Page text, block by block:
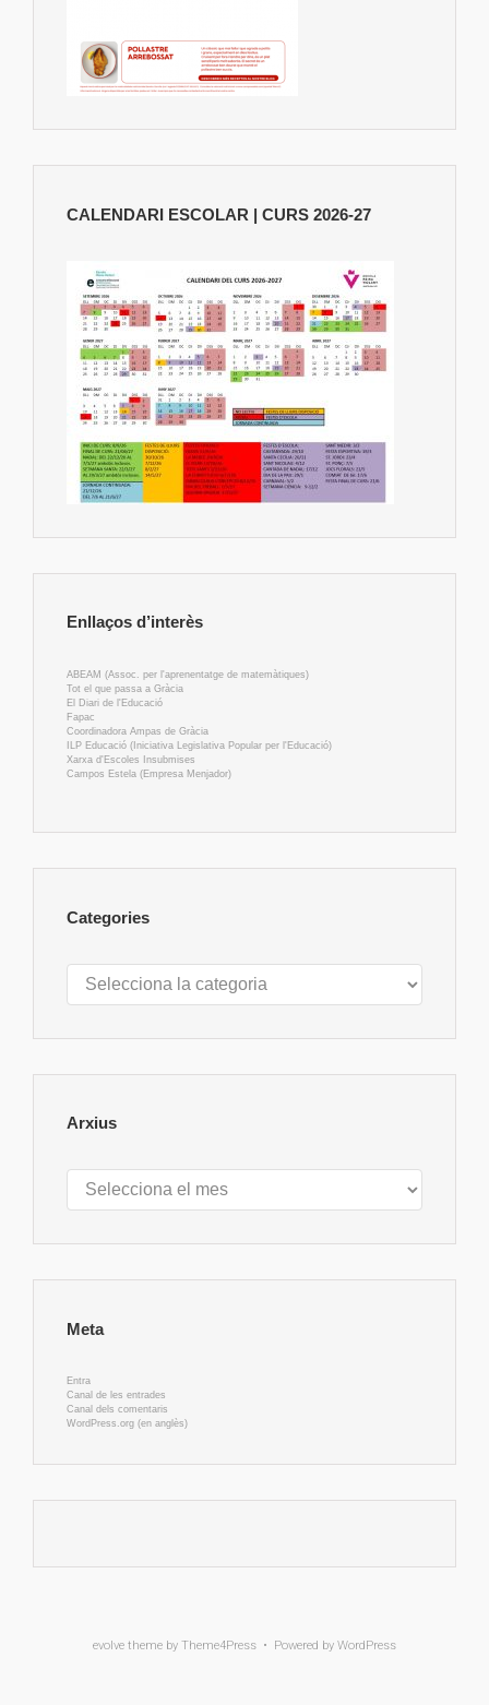
CALENDARI ESCOLAR | CURS 2026-27
Enllaços d’interès
ABEAM (Assoc. per l'aprenentatge de matemàtiques)
Tot el que passa a Gràcia
El Diari de l'Educació
Fapac
Coordinadora Ampas de Gràcia
ILP Educació (Iniciativa Legislativa Popular per l'Educació)
Xarxa d'Escoles Insubmises
Campos Estela (Empresa Menjador)
Categories
Categories
Arxius
Arxius
Meta
Entra
Canal de les entrades
Canal dels comentaris
WordPress.org (en anglès)
evolve theme by Theme4Press • Powered by WordPress